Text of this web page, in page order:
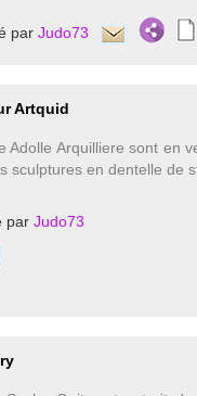
par Judo73
Artquid
Adolle Arquilliere sont en
sculptures en dentelle de
par Judo73